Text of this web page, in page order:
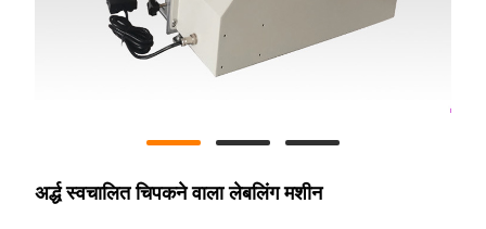
अर्द्ध स्वचालित चिपकने वाला लेबलिंग मशीन